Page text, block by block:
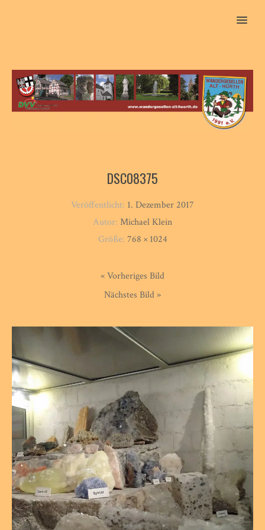
MENU
DSC08375
Veröffentlicht: 1. Dezember 2017
Autor: Michael Klein
Größe: 768 × 1024
« Vorheriges Bild
Nächstes Bild »